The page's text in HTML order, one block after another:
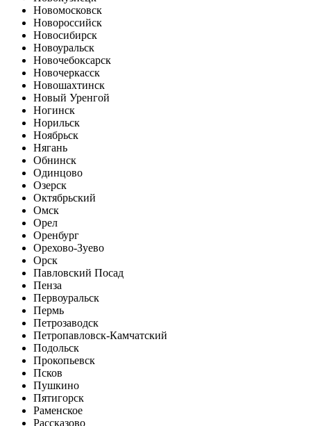
Новомосковск
Новороссийск
Новосибирск
Новоуральск
Новочебоксарск
Новочеркасск
Новошахтинск
Новый Уренгой
Ногинск
Норильск
Ноябрьск
Нягань
Обнинск
Одинцово
Озерск
Октябрьский
Омск
Орел
Оренбург
Орехово-Зуево
Орск
Павловский Посад
Пенза
Первоуральск
Пермь
Петрозаводск
Петропавловск-Камчатский
Подольск
Прокопьевск
Псков
Пушкино
Пятигорск
Раменское
Рассказово